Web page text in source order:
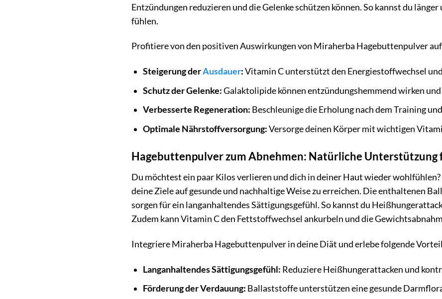
Entzündungen reduzieren und die Gelenke schützen können. So kannst du
fühlen.
Profitiere von den positiven Auswirkungen von Miraherba Hagebuttenpulver
Steigerung derAusdauer:Vitamin C unterstützt den Energiestoffwechsel
Schutz der Gelenke:Galaktolipide können entzündungshemmend wirken
Verbesserte Regeneration: Beschleunige die Erholung nach dem Training
Optimale Nährstoffversorgung:Versorge deinen Körper mit wichtigen
Hagebuttenpulver zum Abnehmen: Natürliche Unterstützung
Du möchtest ein paar Kilos verlieren und dich in deiner Haut wieder
deine Ziele auf gesunde und nachhaltige Weise zu erreichen. Die enthaltenen
sorgen für ein langanhaltendes Sättigungsgefühl. So kannst du
Zudem kann Vitamin C den Fettstoffwechsel ankurbeln und die
Integriere Miraherba Hagebuttenpulver in deine Diät und erlebe folgende
Langanhaltendes Sättigungsgefühl: Reduziere Heißhungerattacken und
Förderung der Verdauung: Ballaststoffe unterstützen eine gesunde